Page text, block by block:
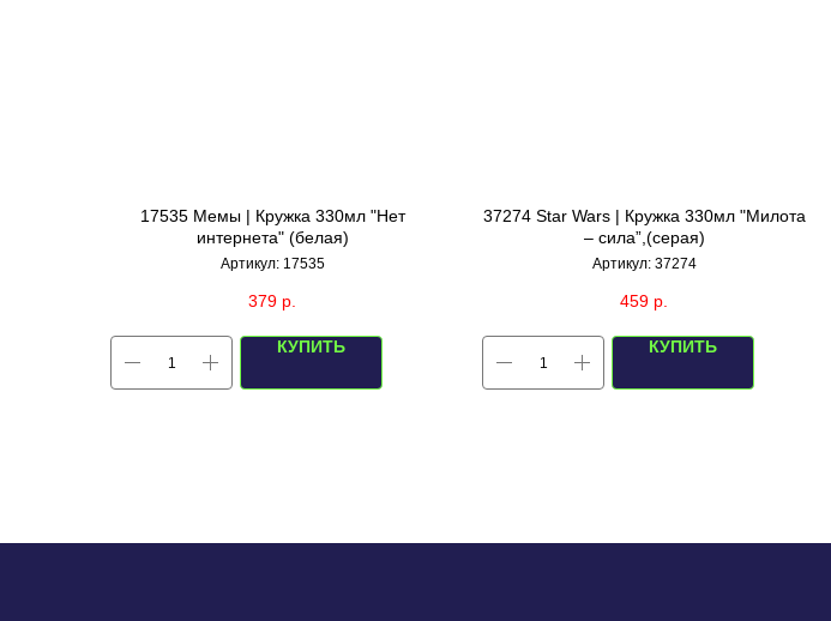
17535 Мемы | Кружка 330мл "Нет
интернета" (белая)
Артикул: 17535
379 р.
КУПИТЬ
37274 Star Wars | Кружка 330мл "Милота
– сила”,(серая)
Артикул: 37274
459 р.
КУПИТЬ